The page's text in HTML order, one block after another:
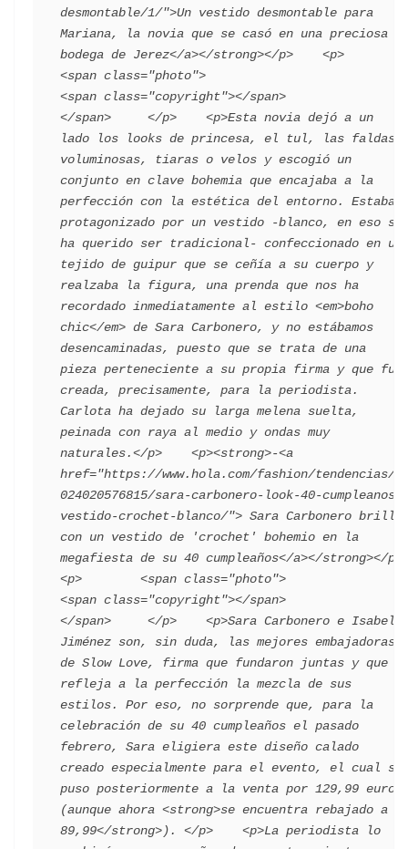
desmontable/1/">Un vestido desmontable para
Mariana, la novia que se casó en una preciosa
bodega de Jerez</a></strong></p>    <p>
<span class="photo">
<span class="copyright"></span>
</span>     </p>    <p>Esta novia dejó a un
lado los looks de princesa, el tul, las faldas
voluminosas, tiaras o velos y escogió un
conjunto en clave bohemia que encajaba a la
perfección con la estética del entorno. Estaba
protagonizado por un vestido -blanco, en eso sí
ha querido ser tradicional- confeccionado en un
tejido de guipur que se ceñía a su cuerpo y
realzaba la figura, una prenda que nos ha
recordado inmediatamente al estilo <em>boho
chic</em> de Sara Carbonero, y no estábamos
desencaminadas, puesto que se trata de una
pieza perteneciente a su propia firma y que fue
creada, precisamente, para la periodista.
Carlota ha dejado su larga melena suelta,
peinada con raya al medio y ondas muy
naturales.</p>    <p><strong>-<a
href="https://www.hola.com/fashion/tendencias/2
024020576815/sara-carbonero-look-40-cumpleanos-
vestido-crochet-blanco/"> Sara Carbonero brilla
con un vestido de 'crochet' bohemio en la
megafiesta de su 40 cumpleaños</a></strong></p>
<p>        <span class="photo">
<span class="copyright"></span>
</span>     </p>    <p>Sara Carbonero e Isabel
Jiménez son, sin duda, las mejores embajadoras
de Slow Love, firma que fundaron juntas y que
refleja a la perfección la mezcla de sus
estilos. Por eso, no sorprende que, para la
celebración de su 40 cumpleaños el pasado
febrero, Sara eligiera este diseño calado
creado especialmente para el evento, el cual se
puso posteriormente a la venta por 129,99 euros
(aunque ahora <strong>se encuentra rebajado a
89,99</strong>). </p>    <p>La periodista lo